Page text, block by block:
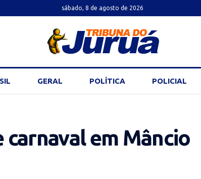
sábado, 8 de agosto de 2026
GERAL POLÍTICA POLICIAL
carnaval em Mâncio